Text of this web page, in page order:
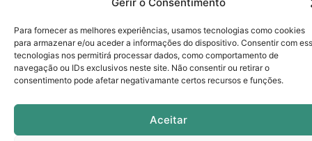
Para fornecer as melhores experiências, usamos tecnologias como cookies
para armazenar e/ou aceder a informações do dispositivo. Consentir com
tecnologias nos permitirá processar dados, como comportamento de
navegação ou IDs exclusivos neste site. Não consentir ou retirar o
consentimento pode afetar negativamante certos recursos e funções.
Aceitar
Portugal
Úteis
Portal
UMa
Contactos
Formação Profissional da Universidade da Madeira -
Todos os direitos reservados.